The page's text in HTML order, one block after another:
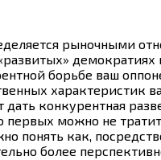
рыночными
борьбе ваш
характеристик
конкурентная
можно не
понять как,
более